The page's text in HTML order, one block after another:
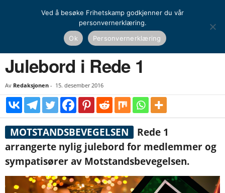
Aktivisme Julebord i Rede 1
AKTIVISME
Julebord i Rede 1
Av Redaksjonen - 15. desember 2016
MOTSTANDSBEVEGELSEN
Rede 1
arrangerte nylig julebord for medlemmer og
sympatisører av Motstandsbevegelsen.
Ved å besøke Frihetskamp godkjenner du vår
personvernerklæring.
Ok
Personvernerklæring